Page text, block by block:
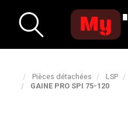
Pièces détachées LSP
GAINE PRO SPI 75-120